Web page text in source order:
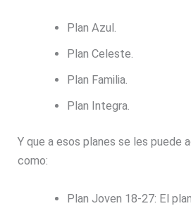
Plan Azul.
Plan Celeste.
Plan Familia.
Plan Integra.
Y que a esos planes se les puede
como:
Plan Joven 18-27: El